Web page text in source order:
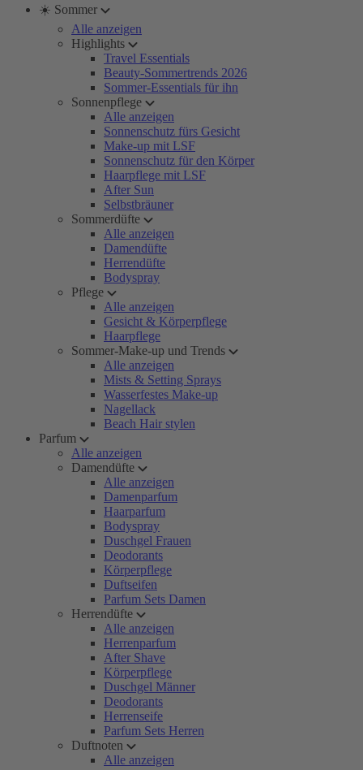
☀️ Sommer
Alle anzeigen
Highlights
Travel Essentials
Beauty-Sommertrends 2026
Sommer-Essentials für ihn
Sonnenpflege
Alle anzeigen
Sonnenschutz fürs Gesicht
Make-up mit LSF
Sonnenschutz für den Körper
Haarpflege mit LSF
After Sun
Selbstbräuner
Sommerdüfte
Alle anzeigen
Damendüfte
Herrendüfte
Bodyspray
Pflege
Alle anzeigen
Gesicht & Körperpflege
Haarpflege
Sommer-Make-up und Trends
Alle anzeigen
Mists & Setting Sprays
Wasserfestes Make-up
Nagellack
Beach Hair stylen
Parfum
Alle anzeigen
Damendüfte
Alle anzeigen
Damenparfum
Haarparfum
Bodyspray
Duschgel Frauen
Deodorants
Körperpflege
Duftseifen
Parfum Sets Damen
Herrendüfte
Alle anzeigen
Herrenparfum
After Shave
Körperpflege
Duschgel Männer
Deodorants
Herrenseife
Parfum Sets Herren
Duftnoten
Alle anzeigen